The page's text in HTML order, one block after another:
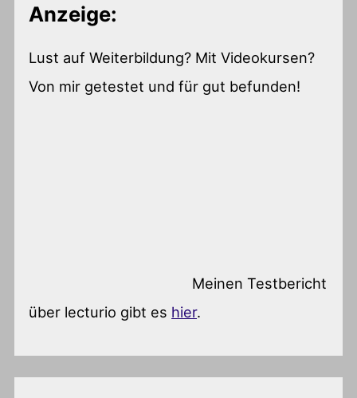
Anzeige:
Lust auf Weiterbildung? Mit Videokursen?
Von mir getestet und für gut befunden!
Meinen Testbericht
über lecturio gibt es hier.